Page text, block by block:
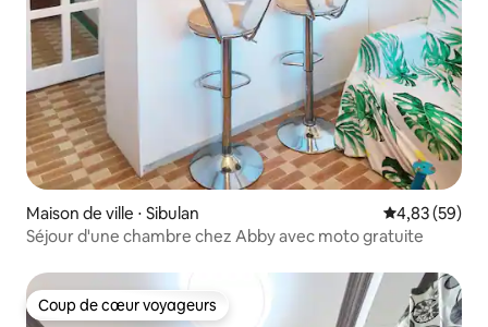
Maison de ville ⋅ Sibulan Évaluation
4,83 (59)
Séjour d'une chambre chez Abby avec moto gratuite
Coup de cœur voyageurs
Coup de cœur voyageurs